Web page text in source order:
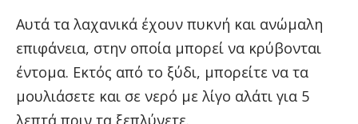
Αυτά τα λαχανικά έχουν πυκνή και ανώμαλη
επιφάνεια, στην οποία μπορεί να κρύβονται
έντομα. Εκτός από το ξύδι, μπορείτε να τα
μουλιάσετε και σε νερό με λίγο αλάτι για 5
λεπτά πριν τα ξεπλύνετε.